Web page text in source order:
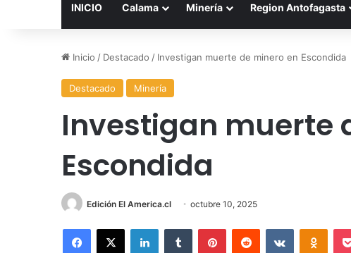
INICIO Calama Minería Region Antofagasta
Inicio / Destacado / Investigan muerte de minero en Escondida
Destacado Minería
Investigan muerte
Escondida
Edición El America.cl octubre 10, 2025
Facebook
X LinkedInTumblr PinterestReddit VKontakte